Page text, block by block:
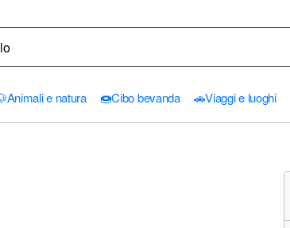
Animali e natura 🍩Cibo bevanda 🚗Viaggi e luoghi